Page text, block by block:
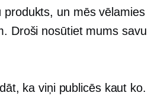
un mēs
Droši nosūtiet mums
ka viņi publicēs kaut